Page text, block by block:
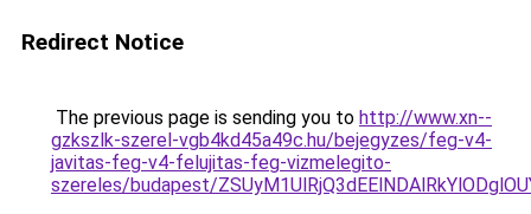
Redirect Notice
The previous page is sending you to http://www.xn--
gzkszlk-szerel-vgb4kd45a49c.hu/bejegyzes/feg-v4-
javitas-feg-v4-felujitas-feg-vizmelegito-
szereles/budapest/